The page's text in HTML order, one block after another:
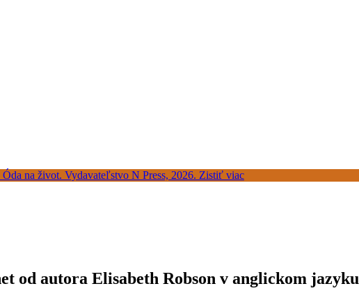
od autora Elisabeth Robson v anglickom jazyku